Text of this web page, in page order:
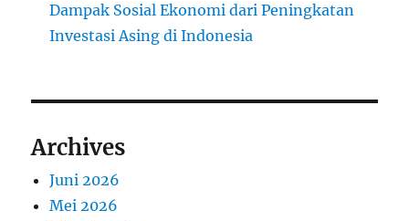
Dampak Sosial Ekonomi dari Peningkatan
Investasi Asing di Indonesia
Archives
Juni 2026
Mei 2026